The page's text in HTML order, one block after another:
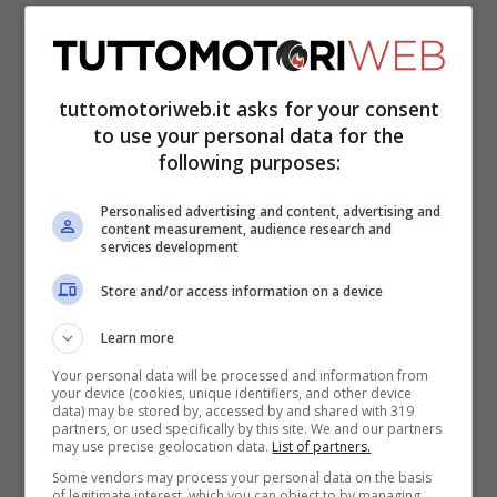
Sì, perché a Monza il 49enne ha rivelato di
sport a proposito dei motori, così che la
Volkswagenpossa farsi largo nella classe
tuttomotoriweb.it asks for your consent
to use your personal data for the
following purposes:
Personalised advertising and content, advertising and
content measurement, audience research and
services development
Store and/or access information on a device
Learn more
Your personal data will be processed and information from
your device (cookies, unique identifiers, and other device
data) may be stored by, accessed by and shared with 319
partners, or used specifically by this site. We and our partners
may use precise geolocation data. List of partners.
Some vendors may process your personal data on the basis